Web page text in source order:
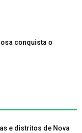
conquista o
e distritos de Nova